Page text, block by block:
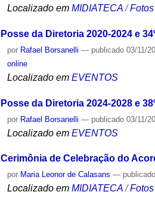
Localizado em MIDIATECA /Fotos
Posse da Diretoria 2020-2024 e
por Rafael Borsanelli — publicado 03/11/
online
Localizado em EVENTOS
Posse da Diretoria 2024-2028 e
por Rafael Borsanelli — publicado 03/11/
Localizado em EVENTOS
Cerimônia de Celebração do
por Maria Leonor de Calasans — publicado
Localizado em MIDIATECA /Fotos